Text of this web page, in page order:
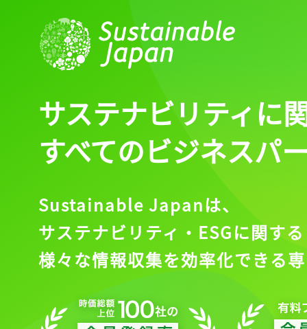
サステナビリティに
すべてのビジネスパ
Sustainable Japanは、
サステナビリティ・ESGに関する
様々な情報収集を効率化できる